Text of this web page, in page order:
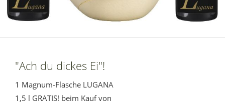
"Ach du dickes Ei"!
1 Magnum-Flasche LUGANA
1,5 l GRATIS! beim Kauf von